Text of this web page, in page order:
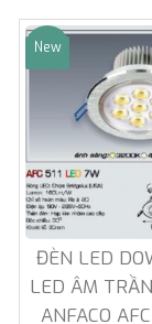
Sale
New
ĐÈN LED
LED ÂM
ANFACO